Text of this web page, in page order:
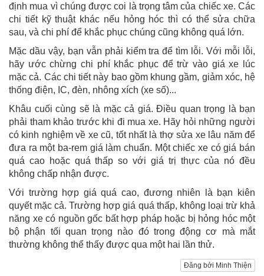
định mua vì chúng được coi là trọng tâm của chiếc xe. Các
chi tiết kỹ thuật khác nếu hỏng hóc thì có thể sửa chữa
sau, và chi phí để khắc phục chúng cũng không quá lớn.
Mặc dầu vậy, bạn vẫn phải kiểm tra để tìm lỗi. Với mỗi lỗi,
hãy ước chừng chi phí khắc phục để trừ vào giá xe lúc
mặc cả. Các chi tiết này bao gồm khung gầm, giảm xóc, hệ
thống điện, IC, đèn, nhông xích (xe số)...
Khâu cuối cùng sẽ là mặc cả giá. Điều quan trọng là bạn
phải tham khảo trước khi đi mua xe. Hãy hỏi những người
có kinh nghiệm về xe cũ, tốt nhất là thợ sửa xe lâu năm để
đưa ra một ba-rem giá làm chuẩn. Một chiếc xe có giá bán
quá cao hoặc quá thấp so với giá trị thực của nó đều
không chấp nhận được.
Với trường hợp giá quá cao, đương nhiên là bạn kiên
quyết mặc cả. Trường hợp giá quá thấp, không loại trừ khả
năng xe có nguồn gốc bất hợp pháp hoặc bị hỏng hóc một
bộ phận tối quan trọng nào đó trong động cơ mà mắt
thường không thể thấy được qua một hai lần thử.
Đăng bởi Minh Thiện